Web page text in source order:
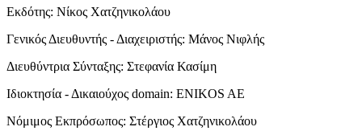
Εκδότης: Νίκος Χατζηνικολάου
Γενικός Διευθυντής - Διαχειριστής: Μάνος Νιφλής
Διευθύντρια Σύνταξης: Στεφανία Κασίμη
Ιδιοκτησία - Δικαιούχος domain: ENIKOS AE
Νόμιμος Εκπρόσωπος: Στέργιος Χατζηνικολάου